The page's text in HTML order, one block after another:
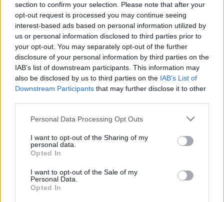
section to confirm your selection. Please note that after your
opt-out request is processed you may continue seeing
interest-based ads based on personal information utilized by
us or personal information disclosed to third parties prior to
your opt-out. You may separately opt-out of the further
disclosure of your personal information by third parties on the
IAB’s list of downstream participants. This information may
also be disclosed by us to third parties on the IAB’s List of
Downstream Participants that may further disclose it to other
Please note that this website/app uses one or more Google
not limited to your visit or usage behaviour. You may click to
grant or deny consent to Google and its third-party tags to
use your data for below specified purposes in below Google
consent section.
Personal Data Processing Opt Outs
I want to opt-out of the Sharing of my
personal data.
Opted In
I want to opt-out of the Sale of my
Personal Data.
Opted In
Káel Csabaaz MTI-nek elmondta: az
együttműködés egyik célja, hogy a minőségi kultúra
területén új, közös produkciókat hozzanak létre.
"Erre már eddig is volt példa, Ligeti GyörgyLe Grand
Macabrecímű operáját tavaly májusban a pécsi
Pannon Filharmonikusok adták elő a Müpában, idén
pedig a tavaszi fesztivál nyitókoncertje a pécsi
zenekar, a Szegedi Kortárs Balett és a Müpa
koprodukciójában valósult meg. Az ehhez hasonló
megállapodás" - tette hozzá.
Káel Csaba kitért arra is, hogy a pécsiekkel való
együttműködésnek van egy "profán, gazdasági
oldala" is. "Ha egy nagy külföldi előadót hívunk meg
Magyarországra, más tárgyalási pozíciót jelent, ha a